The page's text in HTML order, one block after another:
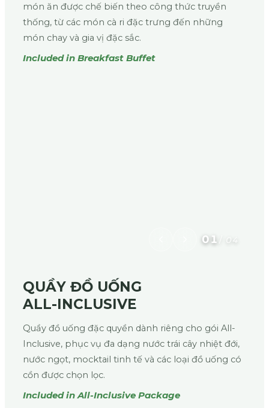
món ăn được chế biến theo công thức truyền
thống, từ các món cà ri đặc trưng đến những
món chay và gia vị đặc sắc.
Included in Breakfast Buffet
QUẦY ĐỒ UỐNG
ALL-INCLUSIVE
Quầy đồ uống đặc quyền dành riêng cho gói All-
Inclusive, phục vụ đa dạng nước trái cây nhiệt đới,
nước ngọt, mocktail tinh tế và các loại đồ uống có
cồn được chọn lọc.
Included in All-Inclusive Package
01 04